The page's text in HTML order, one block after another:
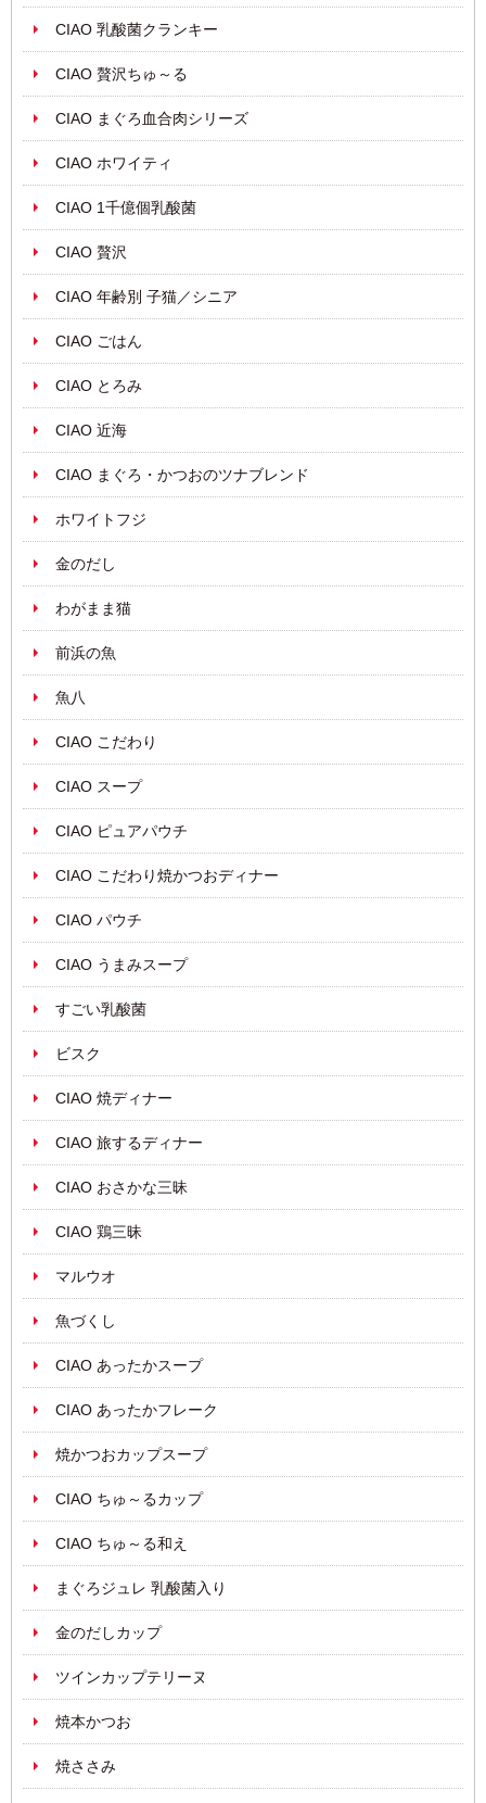
CIAO 乳酸菌クランキー
CIAO 贅沢ちゅ～る
CIAO まぐろ血合肉シリーズ
CIAO ホワイティ
CIAO 1千億個乳酸菌
CIAO 贅沢
CIAO 年齢別 子猫／シニア
CIAO ごはん
CIAO とろみ
CIAO 近海
CIAO まぐろ・かつおのツナブレンド
ホワイトフジ
金のだし
わがまま猫
前浜の魚
魚八
CIAO こだわり
CIAO スープ
CIAO ピュアパウチ
CIAO こだわり焼かつおディナー
CIAO パウチ
CIAO うまみスープ
すごい乳酸菌
ビスク
CIAO 焼ディナー
CIAO 旅するディナー
CIAO おさかな三昧
CIAO 鶏三昧
マルウオ
魚づくし
CIAO あったかスープ
CIAO あったかフレーク
焼かつおカップスープ
CIAO ちゅ～るカップ
CIAO ちゅ～る和え
まぐろジュレ 乳酸菌入り
金のだしカップ
ツインカップテリーヌ
焼本かつお
焼ささみ